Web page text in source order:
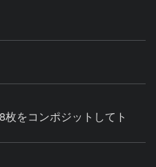
をコンポジットしてト